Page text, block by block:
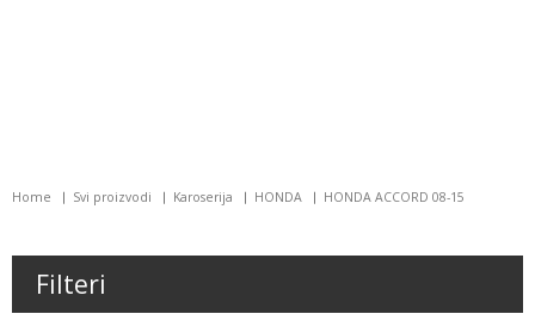
Home Svi proizvodi Karoserija HONDA HONDA ACCORD 08-15
Filteri